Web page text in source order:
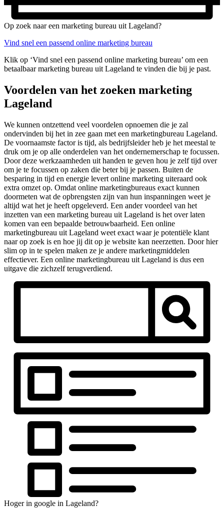
Op zoek naar een marketing bureau uit Lageland?
Vind snel een passend online marketing bureau
Klik op ‘Vind snel een passend online marketing bureau’ om een
betaalbaar marketing bureau uit Lageland te vinden die bij je past.
Voordelen van het zoeken marketing
Lageland
We kunnen ontzettend veel voordelen opnoemen die je zal
ondervinden bij het in zee gaan met een marketingbureau Lageland.
De voornaamste factor is tijd, als bedrijfsleider heb je het meestal te
druk om je op alle onderdelen van het ondernemerschap te focussen.
Door deze werkzaamheden uit handen te geven hou je zelf tijd over
om je te focussen op zaken die beter bij je passen. Buiten de
besparing in tijd en energie levert online marketing uiteraard ook
extra omzet op. Omdat online marketingbureaus exact kunnen
doormeten wat de opbrengsten zijn van hun inspanningen weet je
altijd wat het je heeft opgeleverd. Een ander voordeel van het
inzetten van een marketing bureau uit Lageland is het over laten
komen van een bepaalde betrouwbaarheid. Een online
marketingbureau uit Lageland weet exact waar je potentiële klant
naar op zoek is en hoe jij dit op je website kan neerzetten. Door hier
slim op in te spelen maken ze je andere marketingmiddelen
effectiever. Een online marketingbureau uit Lageland is dus een
uitgave die zichzelf terugverdiend.
Hoger in google in Lageland?